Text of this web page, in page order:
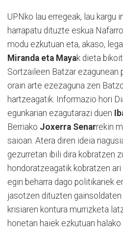
UPNko lau erregeak, lau kargu
harrapatu dituzte eskua
modu ezkutuan eta, akaso,
Miranda eta Mayak dieta
Sortzaileen Batzar ezagunean
orain arte ezezaguna zen
hartzeagatik. Informazio hori
egunkarian ezagutarazi duen
Berriako Joxerra Senarrekin
saioan. Atera diren ideia
gezurretan ibili dira kobratzen
hondoratzeagatik kobratzen
egin beharra dago politikariek
jasotzen dituzten gainsoldaten
krisiaren kontura murrizketa
honetan haiek ezkutuan